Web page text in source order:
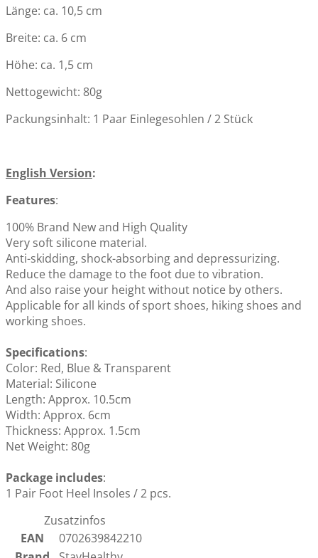
Rosa od. Weiss
Zehenspreizer aus Silikon - zur Korrektur bei
Zehenfehlstellung und Hallux Valgus in Farbe Pink oder
Länge: ca. 10,5 cm
Breite: ca. 6 cm
Höhe: ca. 1,5 cm
Nettogewicht: 80g
Packungsinhalt: 1 Paar Einlegesohlen / 2 Stück
English Version:
Features:
100% Brand New and High Quality
Very soft silicone material.
Anti-skidding, shock-absorbing and depressurizing.
Reduce the damage to the foot due to vibration.
And also raise your height without notice by others.
Applicable for all kinds of sport shoes, hiking shoes and
working shoes.
Specifications:
Color: Red, Blue & Transparent
Material: Silicone
Length: Approx. 10.5cm
Width: Approx. 6cm
Thickness: Approx. 1.5cm
Net Weight: 80g
Package includes:
1 Pair Foot Heel Insoles / 2 pcs.
Zusatzinfos
EAN
0702639842210